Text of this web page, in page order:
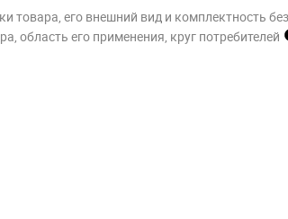
товара, его внешний вид и комплектность
область его применения, круг потребителей